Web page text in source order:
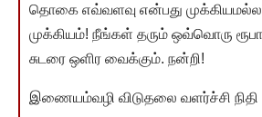
தொகை எவ்வளவு என்பது
முக்கியம்! நீங்கள் தரும் ஒவ்வொரு
சுடரை ஒளிர வைக்கும். நன்றி!
இணையம்வழி விடுதலை வளர்ச்சி